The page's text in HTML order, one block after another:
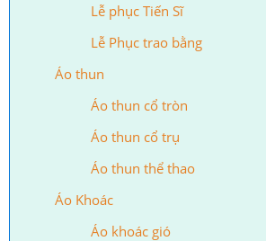
Lễ phục Tiến Sĩ
Lễ Phục trao bằng
Áo thun
Áo thun cổ tròn
Áo thun cổ trụ
Áo thun thể thao
Áo Khoác
Áo khoác gió